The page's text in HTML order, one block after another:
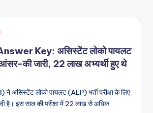
Key: असिस्टेंट लोको पायलट
आंसर-की जारी, 22 लाख अभ्यर्थी हुए थे
ने असिस्टेंट लोको पायलट (ALP) भर्ती परीक्षा के लिए
है। इस साल की परीक्षा में 22 लाख से अधिक